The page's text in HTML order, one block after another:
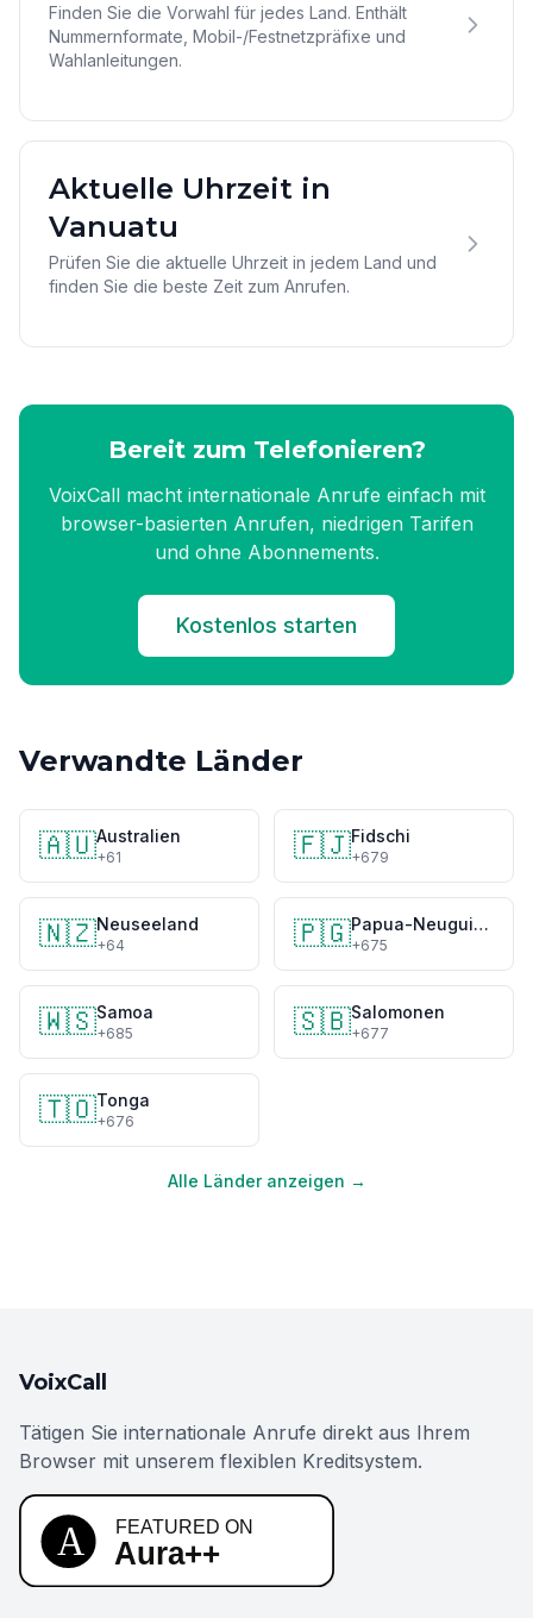
Finden Sie die Vorwahl für jedes Land. Enthält
Nummernformate, Mobil-/Festnetzpräfixe und
Wahlanleitungen.
Aktuelle Uhrzeit in
Vanuatu
Prüfen Sie die aktuelle Uhrzeit in jedem Land und
finden Sie die beste Zeit zum Anrufen.
Bereit zum Telefonieren?
VoixCall macht internationale Anrufe einfach mit
browser-basierten Anrufen, niedrigen Tarifen
und ohne Abonnements.
Kostenlos starten
Verwandte Länder
🇦🇺Australien
+61 🇫🇯Fidschi
+679
🇳🇿Neuseeland
+64 🇵🇬 Papua-Neuguinea
+675
🇼🇸Samoa
+685 🇸🇧Salomonen
+677
🇹🇴Tonga
+676
Alle Länder anzeigen →
VoixCall
Tätigen Sie internationale Anrufe direkt aus Ihrem
Browser mit unserem flexiblen Kreditsystem.